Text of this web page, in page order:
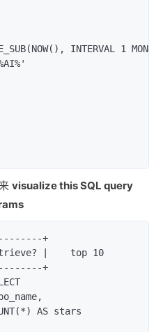
INTERVAL 1
visualize this SQL query
+
|    top 10
+
| SELECT
| repo_name,
AS stars
v